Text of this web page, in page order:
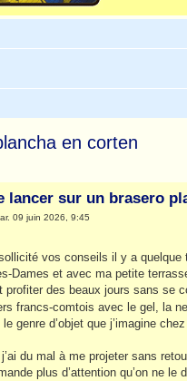
en corten
lancer sur un brasero
09 juin 2026, 9:45
vos conseils il y a
Dames et avec ma petite
profiter des beaux jours sans se
francs-comtois avec le gel, la
genre d’objet que j’imagine
j’ai du mal à me projeter sans
plus d’attention qu’on ne